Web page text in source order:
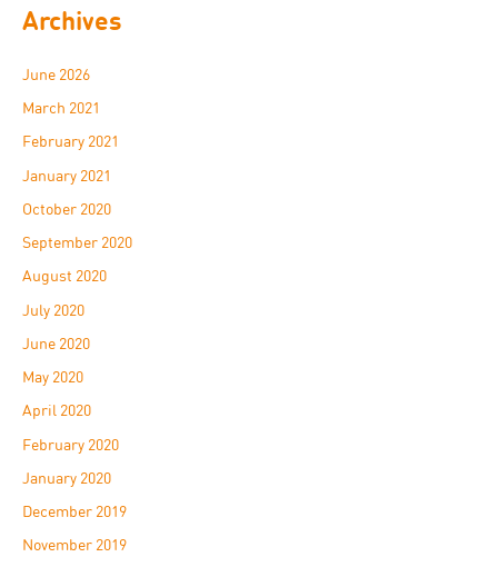
Archives
June 2026
March 2021
February 2021
January 2021
October 2020
September 2020
August 2020
July 2020
June 2020
May 2020
April 2020
February 2020
January 2020
December 2019
November 2019